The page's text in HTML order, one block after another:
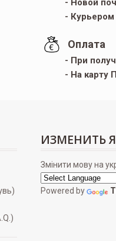
- Новой
- Курьером
Оплата
- При
- На карту
ИЗМЕНИТЬ
Змінити мову на
Powered by